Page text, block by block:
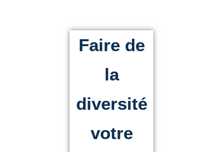
Faire de
la
diversité
votre